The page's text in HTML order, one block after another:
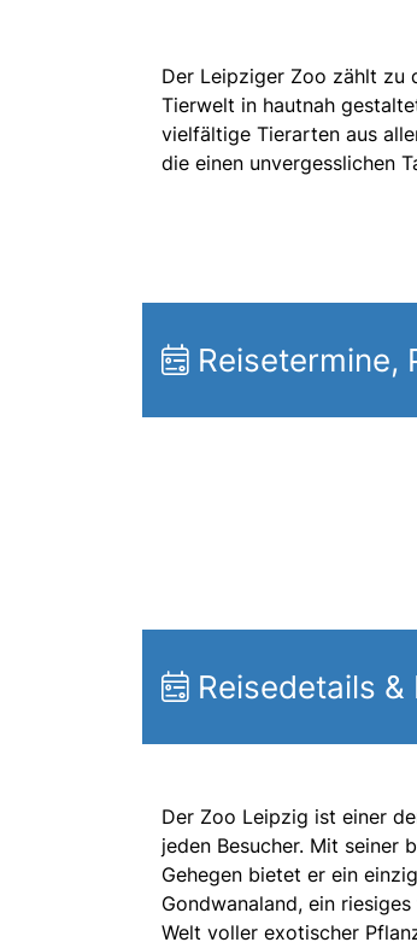
Der Leipziger Zoo zählt zu
Tierwelt in hautnah
vielfältige Tierarten aus
die einen unvergesslichen
Reisetermine,
Reisedetails
Der Zoo Leipzig ist einer
jeden Besucher. Mit seiner
Gehegen bietet er ein
Gondwanaland, ein
Welt voller exotischer